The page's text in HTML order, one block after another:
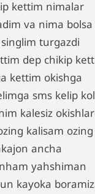
kettim nimalar
va nima bolsa
turgazdi
dep chikip
kettim okishga
sms kelip
kalesiz
kalisam ozing
ancha
yahshiman
kayoka